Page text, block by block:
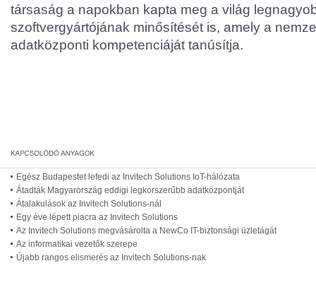
társaság a napokban kapta meg a világ
szoftvergyártójának minősítését is, amely a
adatközponti kompetenciáját tanúsítja.
Egész Budapestet lefedi az Invitech Solutions IoT-hálózata
Átadták Magyarország eddigi legkorszerűbb adatközpontját
Átalakulások az Invitech Solutions-nál
Egy éve lépett piacra az Invitech Solutions
Az Invitech Solutions megvásárolta a NewCo IT-biztonsági üzletágát
Az informatikai vezetők szerepe
Újabb rangos elismerés az Invitech Solutions-nak